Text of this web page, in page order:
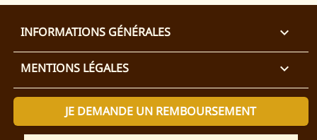
INFORMATIONS GÉNÉRALES 
MENTIONS LÉGALES 
JE DEMANDE UN REMBOURSEMENT